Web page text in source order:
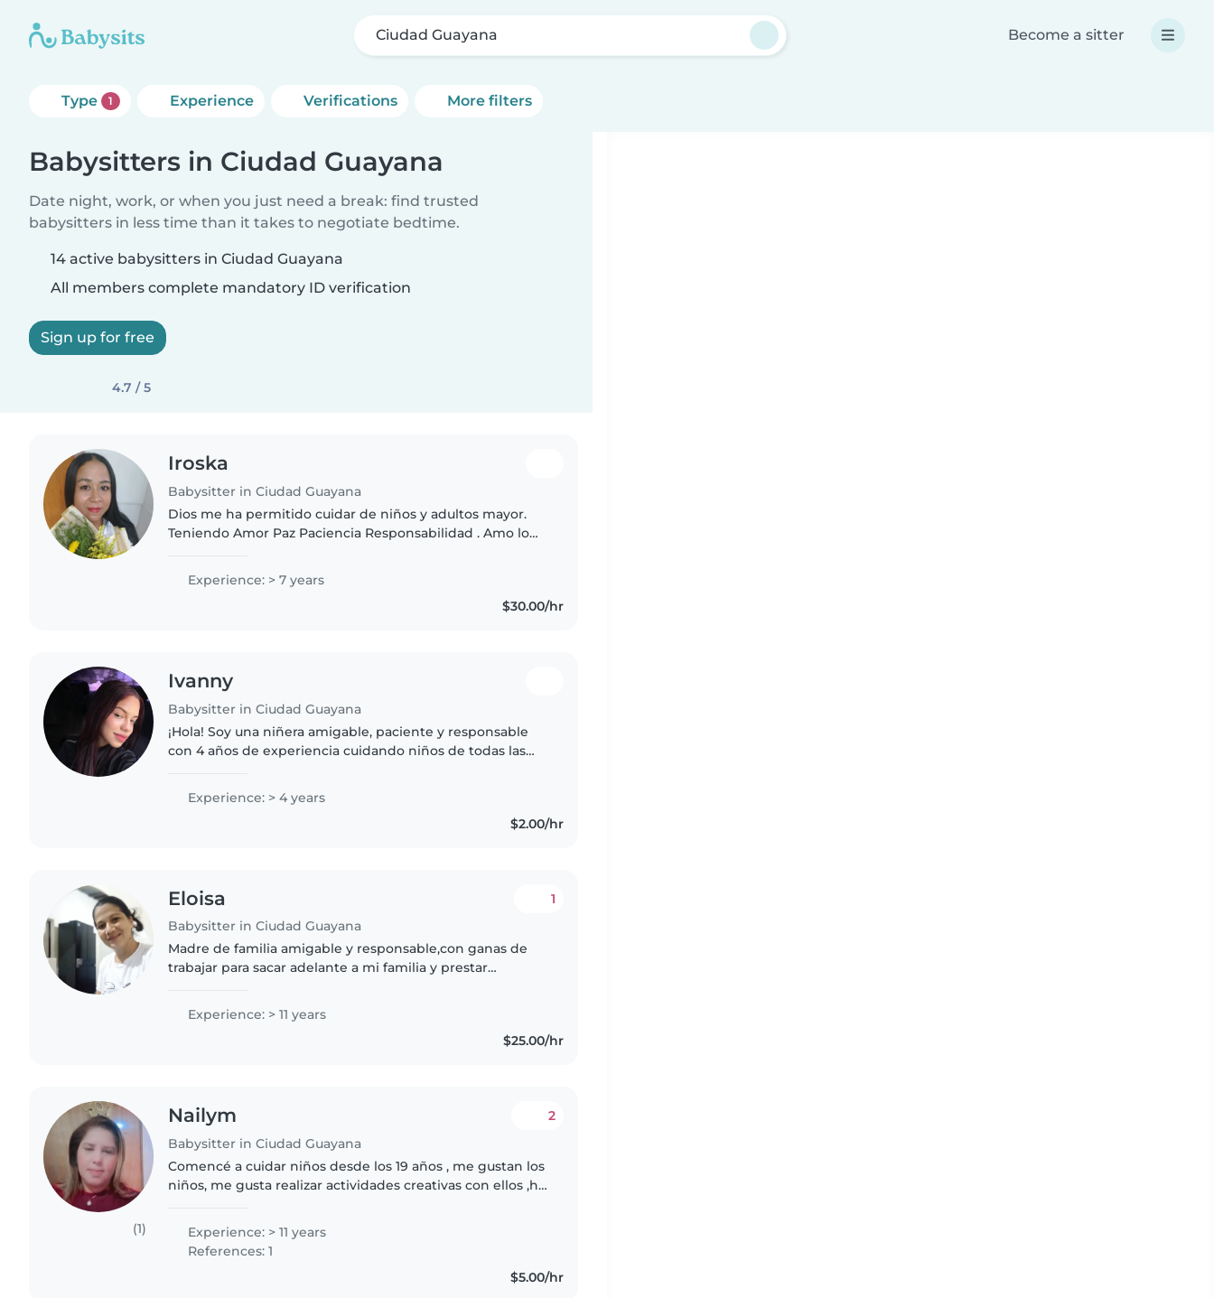
Ciudad Guayana Become a sitter
Type 1 Experience Verifications More filters
Babysitters in Ciudad Guayana
Date night, work, or when you just need a break: find trusted
babysitters in less time than it takes to negotiate bedtime.
14 active babysitters in Ciudad Guayana
All members complete mandatory ID verification
Sign up for free
4.7 / 5
Iroska
Babysitter in Ciudad Guayana
Dios me ha permitido cuidar de niños y adultos mayor.
Teniendo Amor Paz Paciencia Responsabilidad . Amo lo
y adultos mayor..
Experience: > 7 years
$30.00/hr
Ivanny
Babysitter in Ciudad Guayana
¡Hola! Soy una niñera amigable, paciente y responsable
con 4 años de experiencia cuidando niños de todas las
Experience: > 4 years
$2.00/hr
Eloisa
Babysitter in Ciudad Guayana
1
Madre de familia amigable y responsable,con ganas de
trabajar para sacar adelante a mi familia y prestar
habilidades y destrezas encuento..
Experience: > 11 years
$25.00/hr
(1)
Nailym
Babysitter in Ciudad Guayana
2
Comencé a cuidar niños desde los 19 años , me gustan los
niños, me gusta realizar actividades creativas con ellos ,he
de promotora..
Experience: > 11 years
References: 1
$5.00/hr